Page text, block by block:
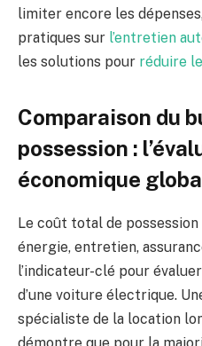
limiter encore les
pratiques sur l’entretien
les solutions pour réduire
Comparaison du
possession :
économique
Le coût total de possession
énergie, entretien,
l’indicateur-clé pour
d’une voiture électrique.
spécialiste de la location